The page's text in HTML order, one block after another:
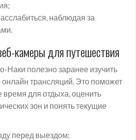
наблюдая за
камеры для путешествия
Наки полезно заранее изучить
трансляций. Это поможет
для отдыха, оценить
зон и понять текущие
перед выездом;